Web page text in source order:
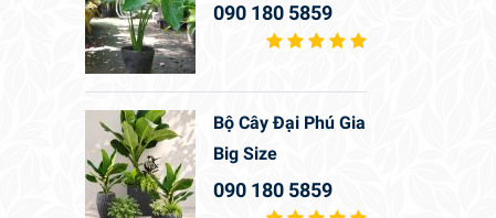
090 180 5859
Bộ Cây Đại Phú Gia
Big Size
090 180 5859